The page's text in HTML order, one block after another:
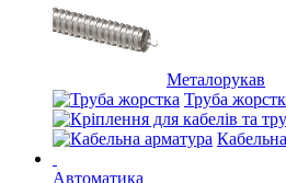
Металорукав
Труба
Автоматика